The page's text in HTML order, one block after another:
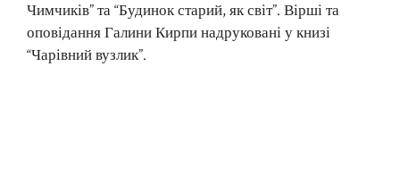
Чимчиків” та “Будинок старий, як світ”. Вірші та
оповідання Галини Кирпи надруковані у книзі
“Чарівний вузлик”.